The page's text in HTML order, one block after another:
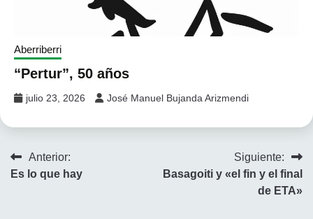
Aberriberri
“Pertur”, 50 años
julio 23, 2026 José Manuel Bujanda Arizmendi
Navegación
Anterior:
Es lo que hay
Siguiente:
Basagoiti y «el fin y el final
de ETA»